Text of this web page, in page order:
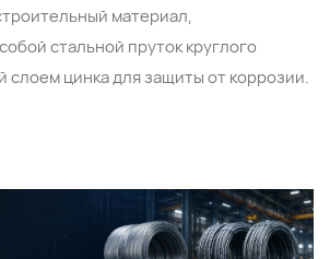
материал,
стальной пруток круглого
слоем цинка для защиты от коррозии.